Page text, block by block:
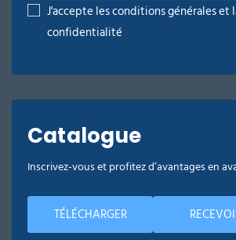
J'accepte les conditions générales
confidentialité
Catalogue
Inscrivez-vous et profitez d’avantages en
TÉLÉCHARGER